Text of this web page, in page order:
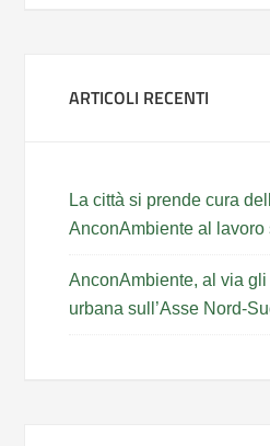
ARTICOLI RECENTI
La città si prende cura
AnconAmbiente al lavoro
AnconAmbiente, al via
urbana sull’Asse Nord-